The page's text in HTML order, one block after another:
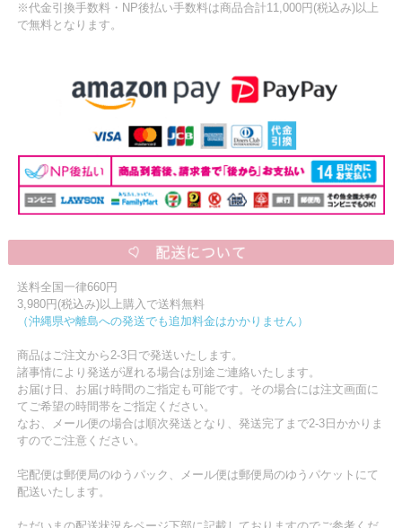
※代金引換手数料・NP後払い手数料は商品合計11,000円(税込み)以上
で無料となります。
送料全国一律660円
3,980円(税込み)以上購入で送料無料
（沖縄県や離島への発送でも追加料金はかかりません）
商品はご注文から2-3日で発送いたします。
諸事情により発送が遅れる場合は別途ご連絡いたします。
お届け日、お届け時間のご指定も可能です。その場合には注文画面に
てご希望の時間帯をご指定ください。
なお、メール便の場合は順次発送となり、発送完了まで2-3日かかりま
すのでご注意ください。
宅配便は郵便局のゆうパック、メール便は郵便局のゆうパケットにて
配送いたします。